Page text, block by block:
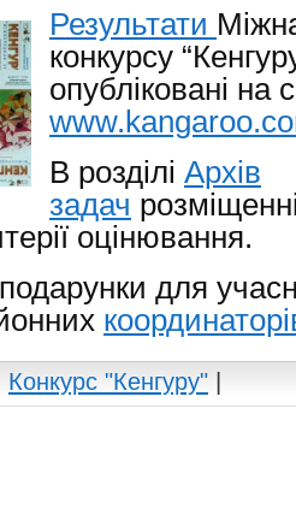
Результати
конкурсу
опубліковані на
В розділі Архів
задач
оцінювання.
для
Конкурс "Кенгуру"